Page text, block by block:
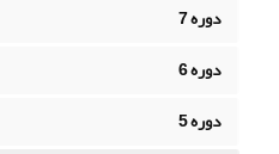
دوره 7
دوره 6
دوره 5